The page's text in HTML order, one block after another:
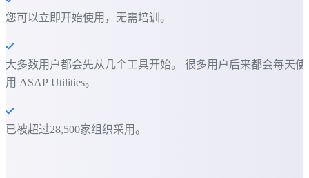
您可以立即开始使用，无需培训。
大多数用户都会先从几个工具开始。 很多用户后来都会每天使
用 ASAP Utilities。
已被超过28,500家组织采用。